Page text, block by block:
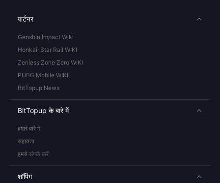
पार्टनर
Genshin Impact Wiki
Honkai: Star Rail WIKI
Zenless Zone Zero WIKI
PUBG Mobile WIKI
BitTopup News
BitTopup के बारे में
हमारे बारे में
सहायता
हमसे संपर्क करें
शॉपिंग